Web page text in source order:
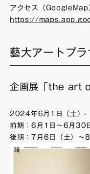
アクセス（GoogleMap
https://
藝大アートプ
企画展「the art
2024年6月1日（土）-
前期：6月1日〜6月30
後期：7月6日（土）〜8